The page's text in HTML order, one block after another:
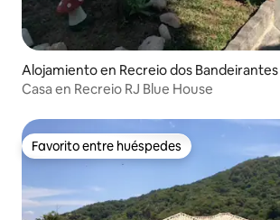
Alojamiento en Recreio dos Bandeirantes
Casa en Recreio RJ Blue House
Favorito entre huéspedes
Favorito entre huéspedes